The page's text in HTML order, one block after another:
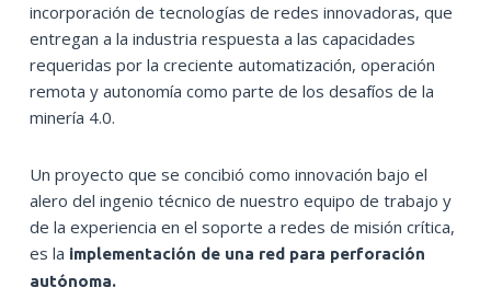
incorporación de tecnologías de redes innovadoras, que
entregan a la industria respuesta a las capacidades
requeridas por la creciente automatización, operación
remota y autonomía como parte de los desafíos de la
minería 4.0.
Un proyecto que se concibió como innovación bajo el
alero del ingenio técnico de nuestro equipo de trabajo y
de la experiencia en el soporte a redes de misión crítica,
es la implementación de una red para perforación
autónoma.